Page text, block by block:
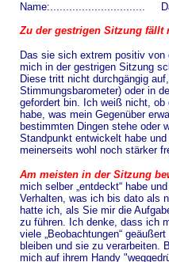
Name:..............................
Zu der gestrigen Sitzung fällt
Das sie sich extrem positiv
mich in der gestrigen Sitzung
Diese tritt nicht durchgängig
Stimmungsbarometer) oder in
gefordert bin. Ich weiß nicht,
habe, was mein Gegenüber
bestimmten Dingen stehe oder
Standpunkt entwickelt habe
meinerseits wohl noch stärker
Am meisten in der Sitzung
mich selber „entdeckt“ habe
Verhalten, was ich bis dato als
hatte ich, als Sie mir die
zu führen. Ich denke, dass ich
viele „Beobachtungen“
bleiben und sie zu verarbeiten.
mich auf ihrem Handy